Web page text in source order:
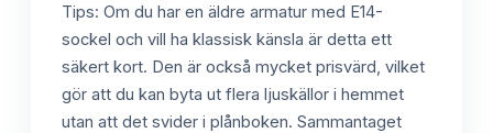
Tips: Om du har en äldre armatur med E14-
sockel och vill ha klassisk känsla är detta ett
säkert kort. Den är också mycket prisvärd, vilket
gör att du kan byta ut flera ljuskällor i hemmet
utan att det svider i plånboken. Sammantaget